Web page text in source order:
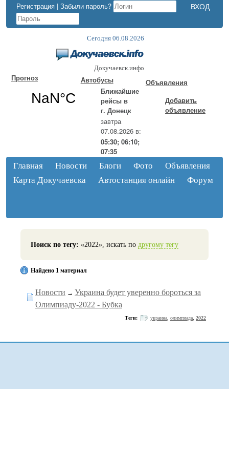
Регистрация | Забыли пароль?
Сегодня 06.08.2026
Докучаевск.инфо
Прогноз
Автобусы
Ближайшие
рейсы в
г. Донецк
завтра
07.08.2026 в:
05:30; 06:10;
07:35
Объявления
Добавить
объявление
Главная Новости Блоги Фото
Объявления
Карта Докучаевска
Автостанция онлайн Форум
Поиск по тегу: «2022», искать по другому тегу
Найдено 1 материал
Новости → Украина будет уверенно бороться за
Олимпиаду-2022 - Бубка
Теги: украина олимпиада 2022